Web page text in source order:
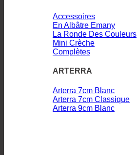
Accessoires
En Albâtre Emany
La Ronde Des Couleurs
Mini Crèche
Complètes
ARTERRA
Arterra 7cm Blanc
Arterra 7cm Classique
Arterra 9cm Blanc